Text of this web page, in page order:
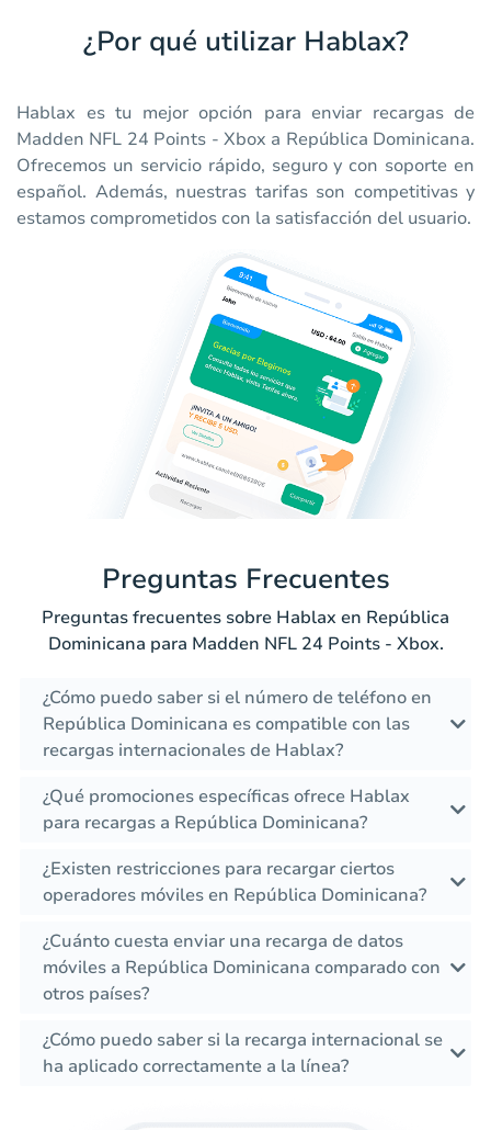
¿Por qué utilizar Hablax?
Hablax es tu mejor opción para enviar recargas de
Madden NFL 24 Points - Xbox a República Dominicana.
Ofrecemos un servicio rápido, seguro y con soporte en
español. Además, nuestras tarifas son competitivas y
estamos comprometidos con la satisfacción del usuario.
Preguntas Frecuentes
Preguntas frecuentes sobre Hablax en República
Dominicana para Madden NFL 24 Points - Xbox.
¿Cómo puedo saber si el número de teléfono en
República Dominicana es compatible con las
recargas internacionales de Hablax?
¿Qué promociones específicas ofrece Hablax
para recargas a República Dominicana?
¿Existen restricciones para recargar ciertos
operadores móviles en República Dominicana?
¿Cuánto cuesta enviar una recarga de datos
móviles a República Dominicana comparado con
otros países?
¿Cómo puedo saber si la recarga internacional se
ha aplicado correctamente a la línea?